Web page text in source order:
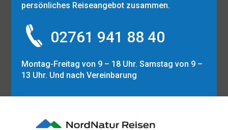
persönliches Reiseangebot zusammen.
02761 941 88 40
Montag-Freitag von 9 – 18 Uhr. Samstag von 9 –
13 Uhr. Und nach Vereinbarung